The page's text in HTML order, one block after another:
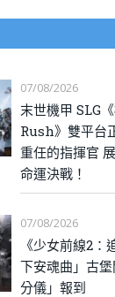
07/08/2026
末世機甲 SLG
Rush》雙平台
重任的指揮官
命運決戰！
07/08/2026
《少女前線2：
下安魂曲」古
分儀」報到